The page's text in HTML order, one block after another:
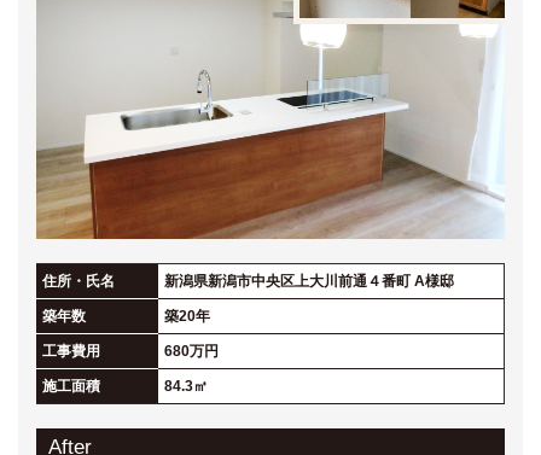
住所・氏名 新潟県新潟市中央区上大川前通４番町 A様邸
築年数 築20年
工事費用 680万円
施工面積 84.3㎡
After